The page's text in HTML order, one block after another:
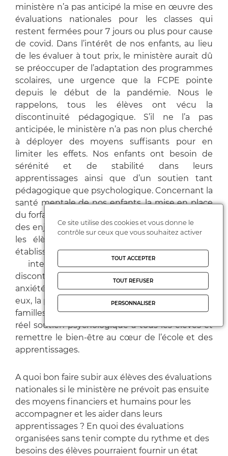
ministère n’a pas anticipé la mise en œuvre des
évaluations nationales pour les classes qui
restent fermées pour 7 jours ou plus pour cause
de covid. Dans l’intérêt de nos enfants, au lieu
de les évaluer à tout prix, le ministère aurait dû
se préoccuper de l’adaptation des programmes
scolaires, une urgence que la FCPE pointe
depuis le début de la pandémie. Nous le
rappelons, tous les élèves ont vécu la
discontinuité pédagogique. S’il ne l’a pas
anticipée, le ministère n’a pas non plus cherché
à déployer des moyens suffisants pour en
limiter les effets. Nos enfants ont besoin de
sérénité et de stabilité dans leurs
apprentissages ainsi que d’un soutien tant
pédagogique que psychologique. Concernant la
santé mentale de nos enfants, la mise en place
du forfait psy n’a clairement pas été à la hauteur
des enjeux et des besoins. Ces 18 derniers mois,
les élèves ont vécu la fermeture de leurs
établissements, la diminution de leurs
interactions sociales et amicales, la
discontinuité pédagogique, un stress et une
anxiété accrus ainsi que pour beaucoup d’entre
eux, la précarité, la maladie et la mort dans leurs
familles. Il faut de toute urgence apporter un
réel soutien psychologique à tous les élèves et
remettre le bien-être au cœur de l’école et des
apprentissages.
A quoi bon faire subir aux élèves des évaluations
nationales si le ministère ne prévoit pas ensuite
des moyens financiers et humains pour les
accompagner et les aider dans leurs
apprentissages ? En quoi des évaluations
organisées sans tenir compte du rythme et des
besoins des élèves pourraient fournir un état
Ce site utilise des cookies et vous donne le
contrôle sur ceux que vous souhaitez activer
TOUT ACCEPTER
TOUT REFUSER
PERSONNALISER